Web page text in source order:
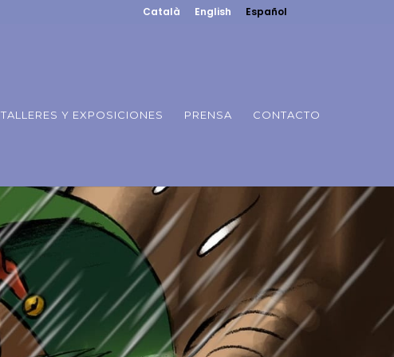
Català English Español
TALLERES Y EXPOSICIONES PRENSA CONTACTO